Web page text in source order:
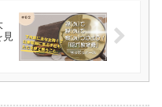
見